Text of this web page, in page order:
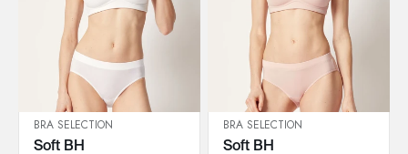
IN DEN WARENKORB
BRA SELECTION
Soft BH
IN DEN WARENKORB
BRA SELECTION
Soft BH